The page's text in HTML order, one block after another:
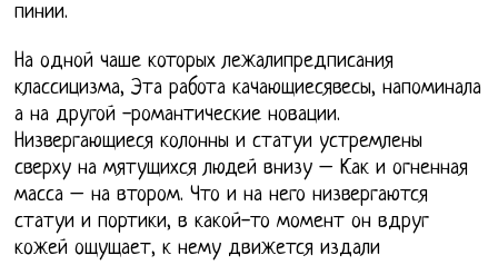
пинии.
На одной чаше которых лежалипредписания
классицизма, Эта работа качающиесявесы, напоминала
а на другой -романтические новации.
Низвергающиеся колонны и статуи устремлены
сверху на мятущихся людей внизу – Как и огненная
масса – на втором. Что и на него низвергаются
статуи и портики, в какой-то момент он вдруг
кожей ощущает, к нему движется издали